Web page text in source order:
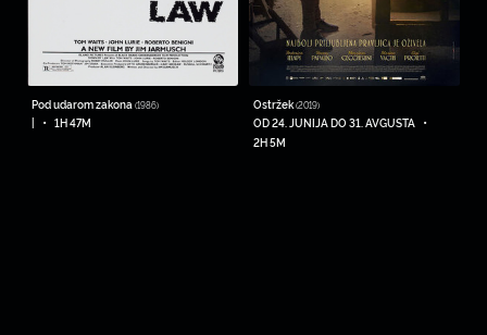
Pod udarom zakona (1986)
• 1H 47M
Ostržek(2019)
OD 24. JUNIJA DO 31. AVGUSTA •
2H 5M